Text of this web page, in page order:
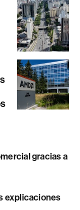
gracias a
explicaciones